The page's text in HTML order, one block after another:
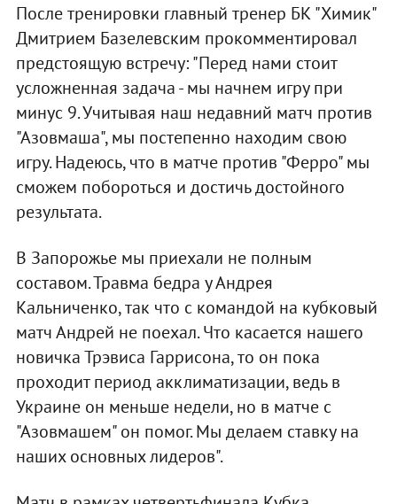
После тренировки главный тренер БК "Химик"
Дмитрием Базелевским прокомментировал
предстоящую встречу: "Перед нами стоит
усложненная задача - мы начнем игру при
минус 9. Учитывая наш недавний матч против
"Азовмаша", мы постепенно находим свою
игру. Надеюсь, что в матче против "Ферро" мы
сможем побороться и достичь достойного
результата.
В Запорожье мы приехали не полным
составом. Травма бедра у Андрея
Кальниченко, так что с командой на кубковый
матч Андрей не поехал. Что касается нашего
новичка Трэвиса Гаррисона, то он пока
проходит период акклиматизации, ведь в
Украине он меньше недели, но в матче с
"Азовмашем" он помог. Мы делаем ставку на
наших основных лидеров".